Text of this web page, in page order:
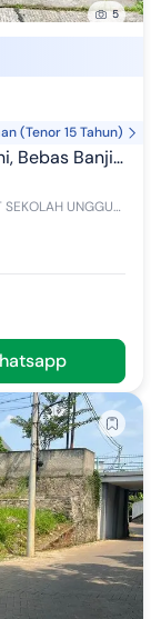
5
(Tenor 15 Tahun)
Aman, Sekurite 24 Jam
TRANSPORTASI MUDAH DEKAT PINTU TOLL DEKAT SEKOLAH UNGGUL TK. SMP NEGERI 13 DAN SMA NEGERI 09 DEPOK TIDAK JAUH DARI SMP NEGERI 85 DAN SMA NEGERI 34 ...